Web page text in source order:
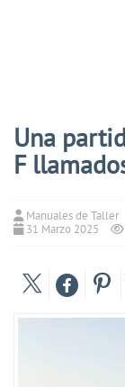
Una
F
Manuales de Taller
31 Marzo 2025